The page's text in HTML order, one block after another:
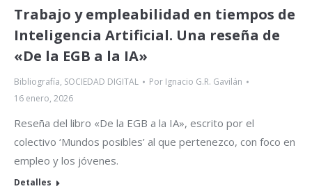
Trabajo y empleabilidad en tiempos de
Inteligencia Artificial. Una reseña de
«De la EGB a la IA»
Bibliografía, SOCIEDAD DIGITAL Por Ignacio G.R. Gavilán
16 enero, 2026
Reseña del libro «De la EGB a la IA», escrito por el
colectivo ‘Mundos posibles’ al que pertenezco, con foco en
empleo y los jóvenes.
Detalles